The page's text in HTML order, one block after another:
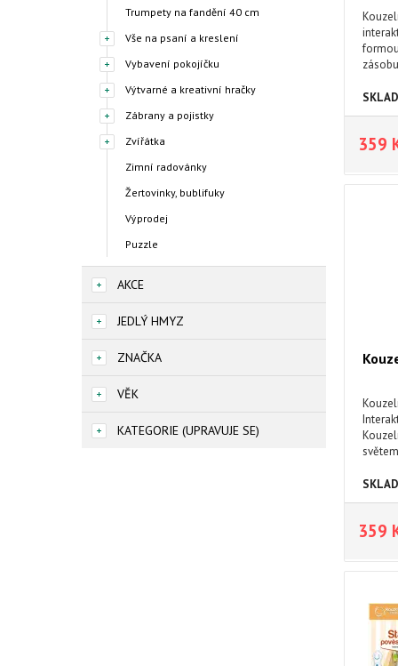
Trumpety na fandění 40 cm
Vše na psaní a kreslení
Vybavení pokojíčku
Výtvarné a kreativní hračky
Zábrany a pojistky
Zvířátka
Zimní radovánky
Žertovinky, bublifuky
Výprodej
Puzzle
AKCE
JEDLÝ HMYZ
ZNAČKA
VĚK
KATEGORIE (UPRAVUJE SE)
359
359